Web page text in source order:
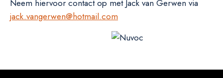
Neem hiervoor contact op met Jack van Gerwen via
jack.vangerwen@hotmail.com